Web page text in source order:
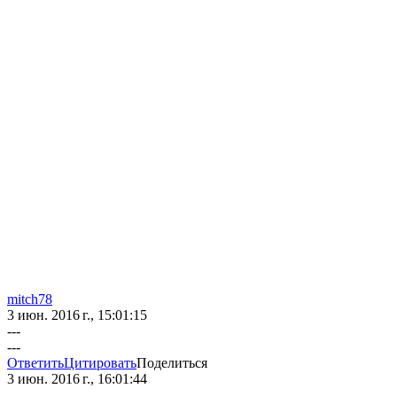
mitch78
3 июн. 2016 г., 15:01:15
---
---
ОтветитьЦитироватьПоделиться
3 июн. 2016 г., 16:01:44